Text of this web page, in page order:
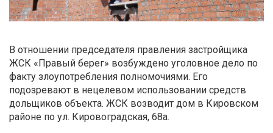
В отношении председателя правления застройщика
ЖСК «Правый берег» возбуждено уголовное дело по
факту злоупотребления полномочиями. Его
подозревают в нецелевом использовании средств
дольщиков объекта. ЖСК возводит дом в Кировском
районе по ул. Кировоградская, 68а.